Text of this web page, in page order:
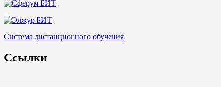
Система дистанционного обучения
Ссылки